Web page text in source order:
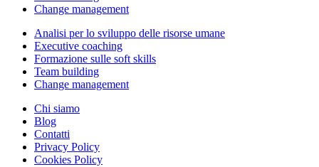
Change management
Analisi per lo sviluppo delle risorse umane
Executive coaching
Formazione sulle soft skills
Team building
Change management
Chi siamo
Blog
Contatti
Privacy Policy
Cookies Policy